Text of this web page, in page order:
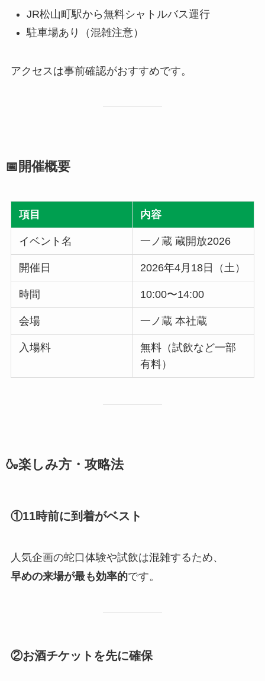
JR松山町駅から無料シャトルバス運行
駐車場あり（混雑注意）
アクセスは事前確認がおすすめです。
📅開催概要
項目 内容
イベント名 一ノ蔵 蔵開放2026
開催日 2026年4月18日（土）
時間 10:00〜14:00
会場 一ノ蔵 本社蔵
入場料
無料（試飲など一部
有料）
🍶楽しみ方・攻略法
①11時前に到着がベスト
人気企画の蛇口体験や試飲は混雑するため、
早めの来場が最も効率的です。
②お酒チケットを先に確保